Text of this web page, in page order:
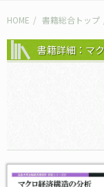
HOME 書籍総合トップ
書籍詳細：マ